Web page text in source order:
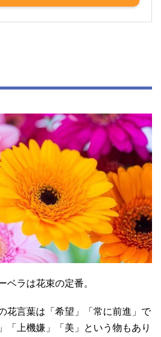
ベラは花束の定番。
花言葉は「希望」「常に前進」で
「上機嫌」「美」という物もあり